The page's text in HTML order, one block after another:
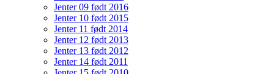
Jenter 09 født 2016
Jenter 10 født 2015
Jenter 11 født 2014
Jenter 12 født 2013
Jenter 13 født 2012
Jenter 14 født 2011